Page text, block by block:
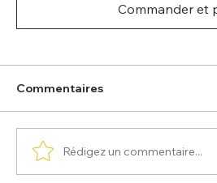
Commander et
Commentaires
Rédigez un commentaire...